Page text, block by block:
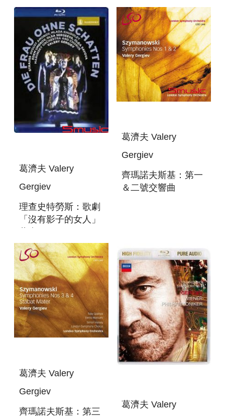
DIE FRAU OHNE
SCHATTEN
葛濟夫 Valery
Gergiev
理查史特勞斯：歌劇
「沒有影子的女人」
STRAUSS: DIE
FRAU OHNE
SCHATTEN
葛濟夫 Valery
Gergiev
齊瑪諾夫斯基：第一
＆二號交響曲
葛濟夫 Valery
Gergiev
齊瑪諾夫斯基：第三
葛濟夫 Valery